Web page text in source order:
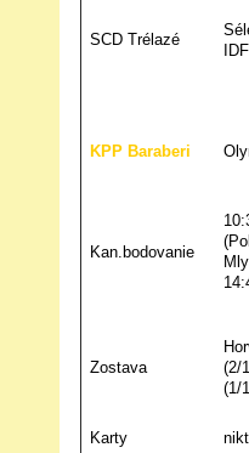
SCD Trélazé
IDF
KPP Baraberi
Kan.bodovanie
Zostava
(2/
(1/
Karty